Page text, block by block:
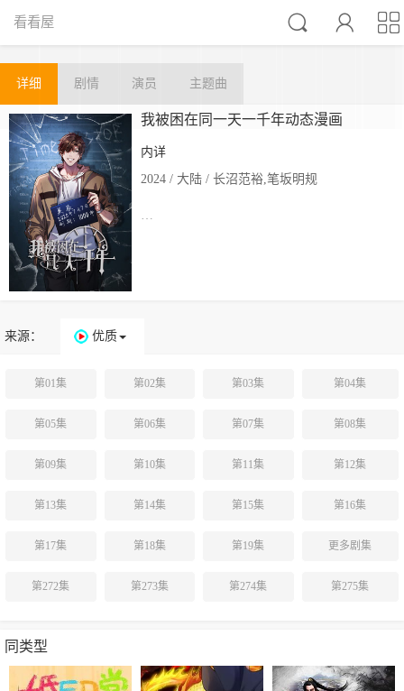



看看屋
详细 剧情 演员 主题曲
我被困在同一天一千年动态漫画
内详
2024 / 大陆 / 长沼范裕,笔坂明规
…
来源： 优质
第01集 第02集 第03集 第04集
第05集 第06集 第07集 第08集
第09集 第10集 第11集 第12集
第13集 第14集 第15集 第16集
第17集 第18集 第19集 更多剧集
第272集 第273集 第274集 第275集
同类型